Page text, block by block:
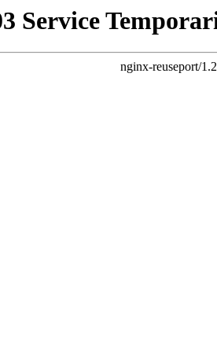
Service
nginx-reuseport/